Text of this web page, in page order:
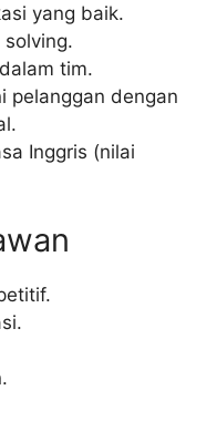
yang baik.
solving.
tim.
pelanggan dengan
Inggris (nilai